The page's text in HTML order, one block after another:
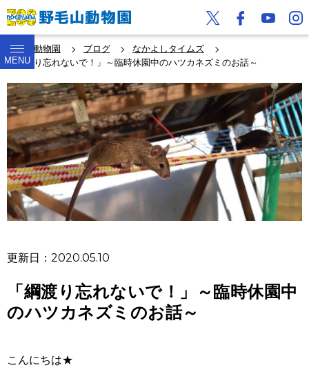
MENU
野毛山動物園 ブログ
なかよしタイムズ
「綱渡り忘れないで！」～臨時休園中のハツカネズミのお話～
更新日：2020.05.10
「綱渡り忘れないで！」～臨時休園中
のハツカネズミのお話～
こんにちは★